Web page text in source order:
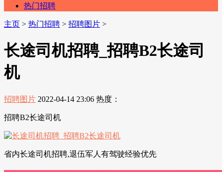
热门招聘
主页 > 热门招聘 > 招聘图片 >
长途司机招聘_招聘B2长途司
机
招聘图片 2022-04-14 23:06 热度：
招聘B2长途司机
省内长途司机招聘,退伍军人有驾驶经验优先